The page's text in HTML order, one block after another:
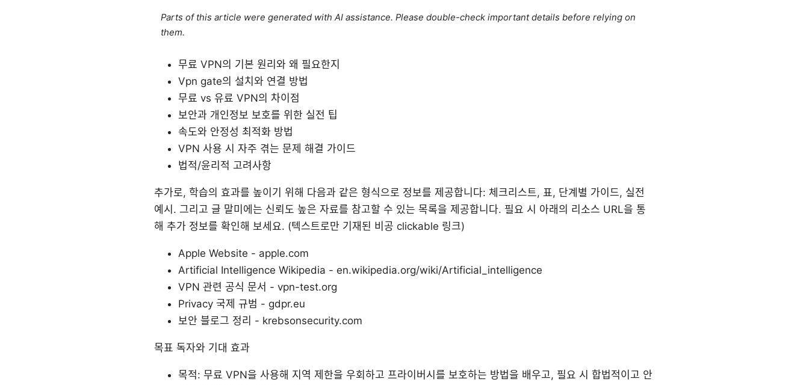
Parts of this article were generated with AI assistance. Please double-check important details before relying on
them.
무료 VPN의 기본 원리와 왜 필요한지
Vpn gate의 설치와 연결 방법
무료 vs 유료 VPN의 차이점
보안과 개인정보 보호를 위한 실전 팁
속도와 안정성 최적화 방법
VPN 사용 시 자주 겪는 문제 해결 가이드
법적/윤리적 고려사항
추가로, 학습의 효과를 높이기 위해 다음과 같은 형식으로 정보를 제공합니다: 체크리스트, 표, 단계별 가이드, 실전
예시. 그리고 글 말미에는 신뢰도 높은 자료를 참고할 수 있는 목록을 제공합니다. 필요 시 아래의 리소스 URL을 통
해 추가 정보를 확인해 보세요. (텍스트로만 기재된 비공 clickable 링크)
Apple Website - apple.com
Artificial Intelligence Wikipedia - en.wikipedia.org/wiki/Artificial_intelligence
VPN 관련 공식 문서 - vpn-test.org
Privacy 국제 규범 - gdpr.eu
보안 블로그 정리 - krebsonsecurity.com
목표 독자와 기대 효과
목적: 무료 VPN을 사용해 지역 제한을 우회하고 프라이버시를 보호하는 방법을 배우고, 필요 시 합법적이고 안